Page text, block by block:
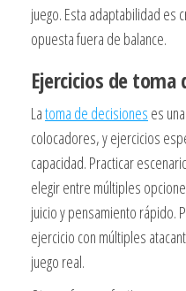
juego. Esta adaptabilidad es
opuesta fuera de balance.
Ejercicios de toma
Latoma de decisiones es
colocadores, y ejercicios
capacidad. Practicar
elegir entre múltiples
juicio y pensamiento rápido.
ejercicio con múltiples
juego real.